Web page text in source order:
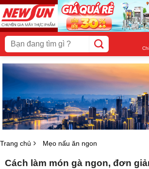
Skip
to
content
Tìm
kiếm:
Trang chủ Mẹo nấu ăn ngon
Cách làm món gà ngon, đơn